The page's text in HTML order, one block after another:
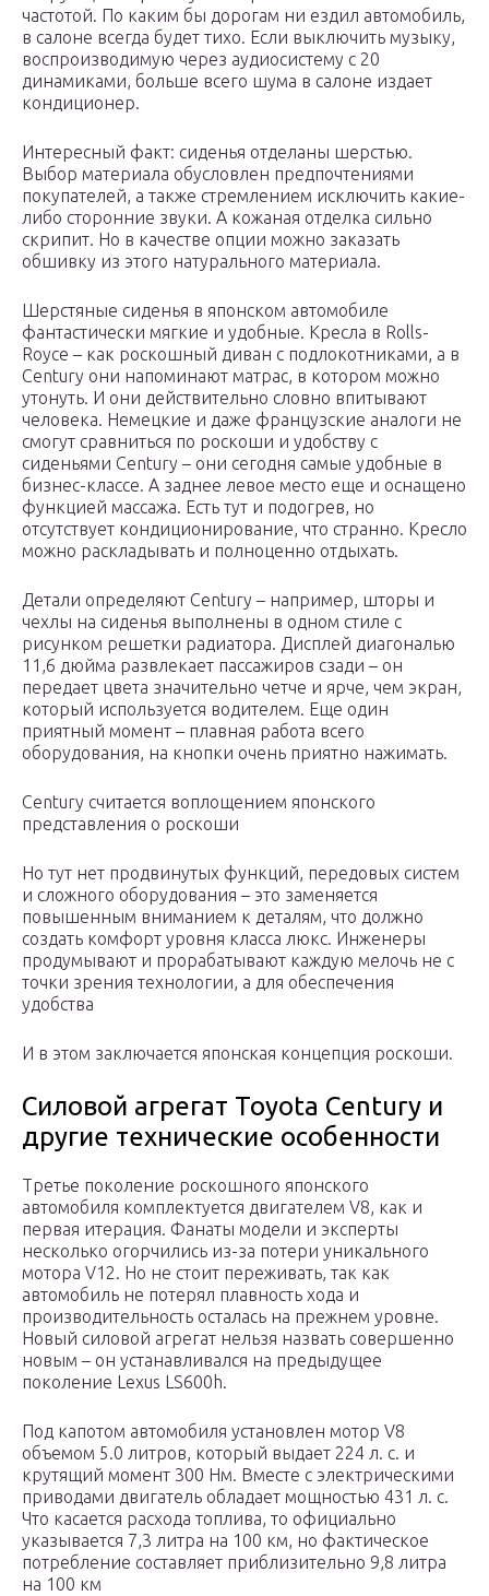
частотой. По каким бы дорогам ни ездил автомобиль,
в салоне всегда будет тихо. Если выключить музыку,
воспроизводимую через аудиосистему с 20
динамиками, больше всего шума в салоне издает
кондиционер.
Интересный факт: сиденья отделаны шерстью.
Выбор материала обусловлен предпочтениями
покупателей, а также стремлением исключить какие-
либо сторонние звуки. А кожаная отделка сильно
скрипит. Но в качестве опции можно заказать
обшивку из этого натурального материала.
Шерстяные сиденья в японском автомобиле
фантастически мягкие и удобные. Кресла в Rolls-
Royce – как роскошный диван с подлокотниками, а в
Century они напоминают матрас, в котором можно
утонуть. И они действительно словно впитывают
человека. Немецкие и даже французские аналоги не
смогут сравниться по роскоши и удобству с
сиденьями Century – они сегодня самые удобные в
бизнес-классе. А заднее левое место еще и оснащено
функцией массажа. Есть тут и подогрев, но
отсутствует кондиционирование, что странно. Кресло
можно раскладывать и полноценно отдыхать.
Детали определяют Century – например, шторы и
чехлы на сиденья выполнены в одном стиле с
рисунком решетки радиатора. Дисплей диагональю
11,6 дюйма развлекает пассажиров сзади – он
передает цвета значительно четче и ярче, чем экран,
который используется водителем. Еще один
приятный момент – плавная работа всего
оборудования, на кнопки очень приятно нажимать.
Century считается воплощением японского
представления о роскоши
Но тут нет продвинутых функций, передовых систем
и сложного оборудования – это заменяется
повышенным вниманием к деталям, что должно
создать комфорт уровня класса люкс. Инженеры
продумывают и прорабатывают каждую мелочь не с
точки зрения технологии, а для обеспечения
удобства
И в этом заключается японская концепция роскоши.
Силовой агрегат Toyota Century и
другие технические особенности
Третье поколение роскошного японского
автомобиля комплектуется двигателем V8, как и
первая итерация. Фанаты модели и эксперты
несколько огорчились из-за потери уникального
мотора V12. Но не стоит переживать, так как
автомобиль не потерял плавность хода и
производительность осталась на прежнем уровне.
Новый силовой агрегат нельзя назвать совершенно
новым – он устанавливался на предыдущее
поколение Lexus LS600h.
Под капотом автомобиля установлен мотор V8
объемом 5.0 литров, который выдает 224 л. с. и
крутящий момент 300 Нм. Вместе с электрическими
приводами двигатель обладает мощностью 431 л. с.
Что касается расхода топлива, то официально
указывается 7,3 литра на 100 км, но фактическое
потребление составляет приблизительно 9,8 литра
на 100 км